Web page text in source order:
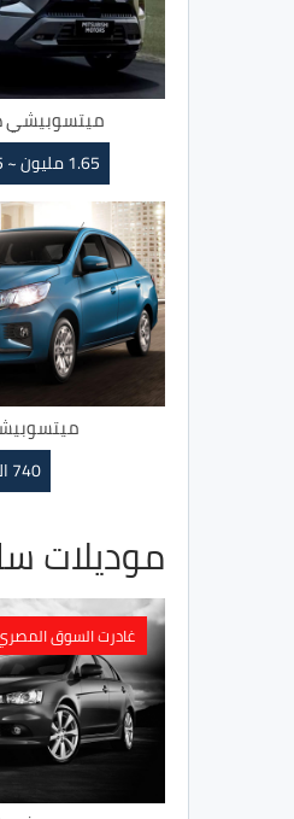
ميتسوبيشي
1.65 مليون ~ 1.85 مليون
740 الف
موديلات
غادرت السوق